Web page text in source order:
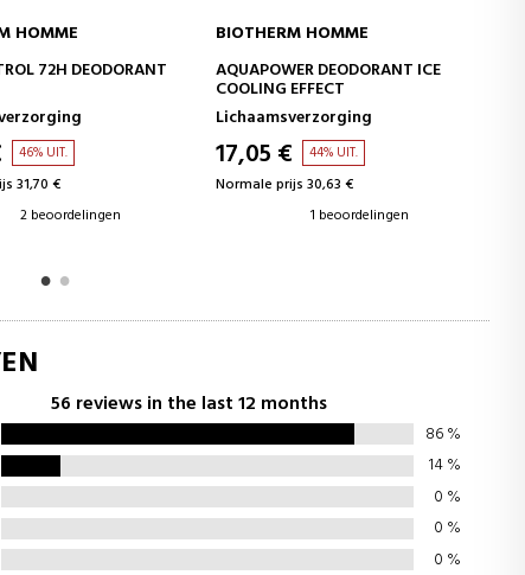
IN WINKELWAGEN
BIOTHERM HOMME
AQUAPOWER DEODORANT ICE
Lichaamsverzorging
17,05 €
Normale prijs 30,63 €
1 beoordelingen
IN WINKELWAGEN
BIOTHERM HOMME
MOUSSE RASAGE
Gezichtscosmetica voor
18,95 €
Normale prijs 32,77 €
3 beoordelingen
56 reviews in the last 12 months
86%
14%
0 %
0 %
0 %